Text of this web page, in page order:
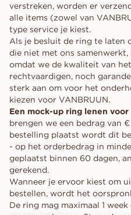
verstreken, worden er
alle items (zowel van
type service je kiest.
Als je besluit de ring te laten
die niet met ons
omdat we de kwaliteit van
rechtvaardigen, noch
sterk aan om voor het
kiezen voor VANBRUUN.
Een mock-up ring lenen voor
brengen we een bedrag van
bestelling plaatst wordt dit
- op het orderbedrag in
geplaatst binnen 60 dagen,
gerekend.
Wanneer je ervoor kiest om
bestellen, wordt het
De ring mag maximaal 1